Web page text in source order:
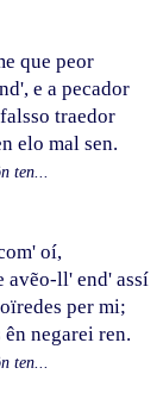
que peor
e a pecador
traedor
elo mal sen.
ten...
oí,
avẽo-ll' end' assí
per mi;
negarei ren.
ten...